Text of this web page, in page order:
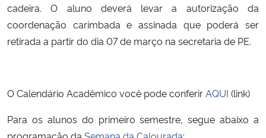
cadeira. O aluno deverá levar a autorização da
coordenação carimbada e assinada que poderá ser
retirada a partir do dia 07 de março na secretaria de PE.
O Calendário Acadêmico você pode conferirAQUI (link)
Para os alunos do primeiro semestre, segue abaixo a
programação da Semana da Calourada: